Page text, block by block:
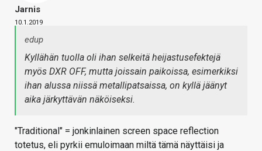
Jarnis
10.1.2019
edup
Kyllähän tuolla oli ihan selkeitä heijastusefektejä
myös DXR OFF, mutta joissain paikoissa, esimerkiksi
ihan alussa niissä metallipatsaissa, on kyllä jäänyt
aika järkyttävän näköiseksi.
"Traditional" = jonkinlainen screen space reflection
totetus, eli pyrkii emuloimaan miltä tämä näyttäisi ja